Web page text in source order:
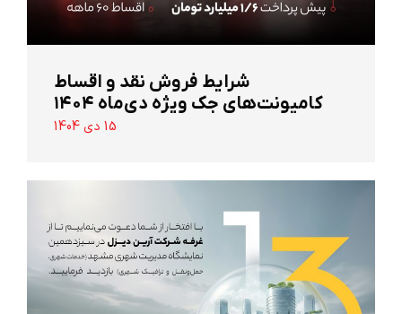
شرایط فروش نقد و اقساط
کامیونت‌های جک ویژه دی‌ماه ۱۴۰۴
15 دی 1404